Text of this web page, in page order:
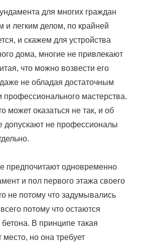
для многих граждан
и легким делом, по крайней
и скажем для устройства
дома, многие не привлекают
что можно возвести его
не обладая достаточным
профессионального мастерства.
может оказаться не так, и об
допускают не профессионалы
предпочитают одновременно
и пол первого этажа своего
не потому что задумывались
потому что остаются
В принципе такая
место, но она требует